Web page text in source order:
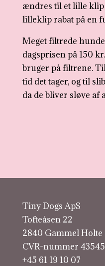
ændres til et lille klip
lilleklip rabat på en
Meget filtrede
dagsprisen på 150
bruger på filtrene.
tid det tager, og til
da de bliver sløve af
Tiny Dogs ApS
Tofteåsen 22
2840 Gammel Holte
CVR-nummer
+45 61 19 10 07